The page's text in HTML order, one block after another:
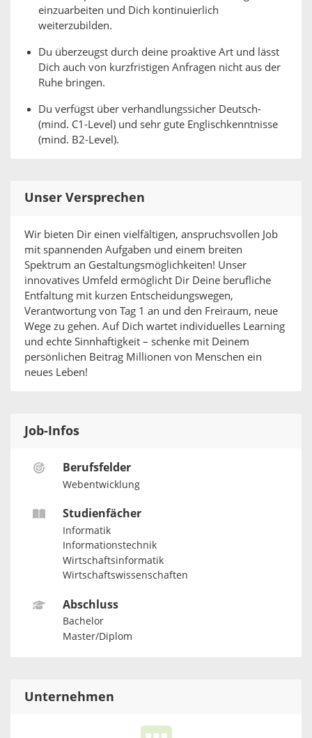
einzuarbeiten und Dich kontinuierlich
weiterzubilden.
Du überzeugst durch deine proaktive Art und lässt
Dich auch von kurzfristigen Anfragen nicht aus der
Ruhe bringen.
Du verfügst über verhandlungssicher Deutsch-
(mind. C1-Level) und sehr gute Englischkenntnisse
(mind. B2-Level).
Unser Versprechen
Wir bieten Dir einen vielfältigen, anspruchsvollen Job
mit spannenden Aufgaben und einem breiten
Spektrum an Gestaltungsmöglichkeiten! Unser
innovatives Umfeld ermöglicht Dir Deine berufliche
Entfaltung mit kurzen Entscheidungswegen,
Verantwortung von Tag 1 an und den Freiraum, neue
Wege zu gehen. Auf Dich wartet individuelles Learning
und echte Sinnhaftigkeit – schenke mit Deinem
persönlichen Beitrag Millionen von Menschen ein
neues Leben!
Job-Infos
Berufsfelder
Webentwicklung
Studienfächer
Informatik
Informationstechnik
Wirtschaftsinformatik
Wirtschaftswissenschaften
Abschluss
Bachelor
Master/Diplom
Unternehmen